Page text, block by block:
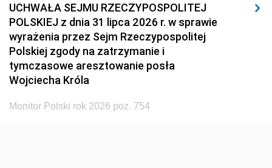
UCHWAŁA SEJMU RZECZYPOSPOLITEJ
POLSKIEJ z dnia 31 lipca 2026 r. w sprawie
wyrażenia przez Sejm Rzeczypospolitej
Polskiej zgody na zatrzymanie i
tymczasowe aresztowanie posła
Wojciecha Króla
Monitor Polski rok 2026 poz. 754